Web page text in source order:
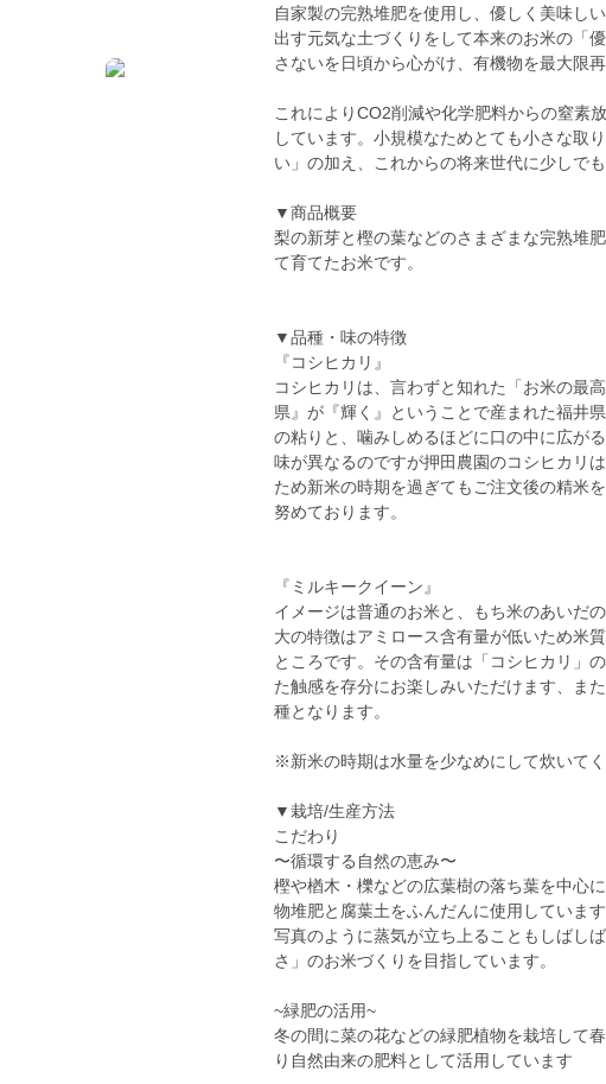
自家製の完熟堆肥を使用し、優しく美味し
出す元気な土づくりをして本来のお米の「
さないを日頃から心がけ、有機物を最大限
これによりCO2削減や化学肥料からの窒素
しています。小規模なためとても小さな取
い」の加え、これからの将来世代に少しで
▼商品概要
梨の新芽と樫の葉などのさまざまな完熟堆
て育てたお米です。
▼品種・味の特徴
『コシヒカリ』
コシヒカリは、言わずと知れた「お米の
県』が『輝く』ということで産まれた福井
の粘りと、噛みしめるほどに口の中に広が
味が異なるのですが押田農園のコシヒカリ
ため新米の時期を過ぎてもご注文後の精米
努めております。
『ミルキークイーン』
イメージは普通のお米と、もち米のあいだ
大の特徴はアミロース含有量が低いため米
ところです。その含有量は「コシヒカリ」
た触感を存分にお楽しみいただけます、ま
種となります。
※新米の時期は水量を少なめにして炊いてく
▼栽培/生産方法
こだわり
〜循環する自然の恵み〜
樫や楢木・櫟などの広葉樹の落ち葉を中心
物堆肥と腐葉土をふんだんに使用していま
写真のように蒸気が立ち上ることもしばし
さ」のお米づくりを目指しています。
~緑肥の活用~
冬の間に菜の花などの緑肥植物を栽培して
り自然由来の肥料として活用しています